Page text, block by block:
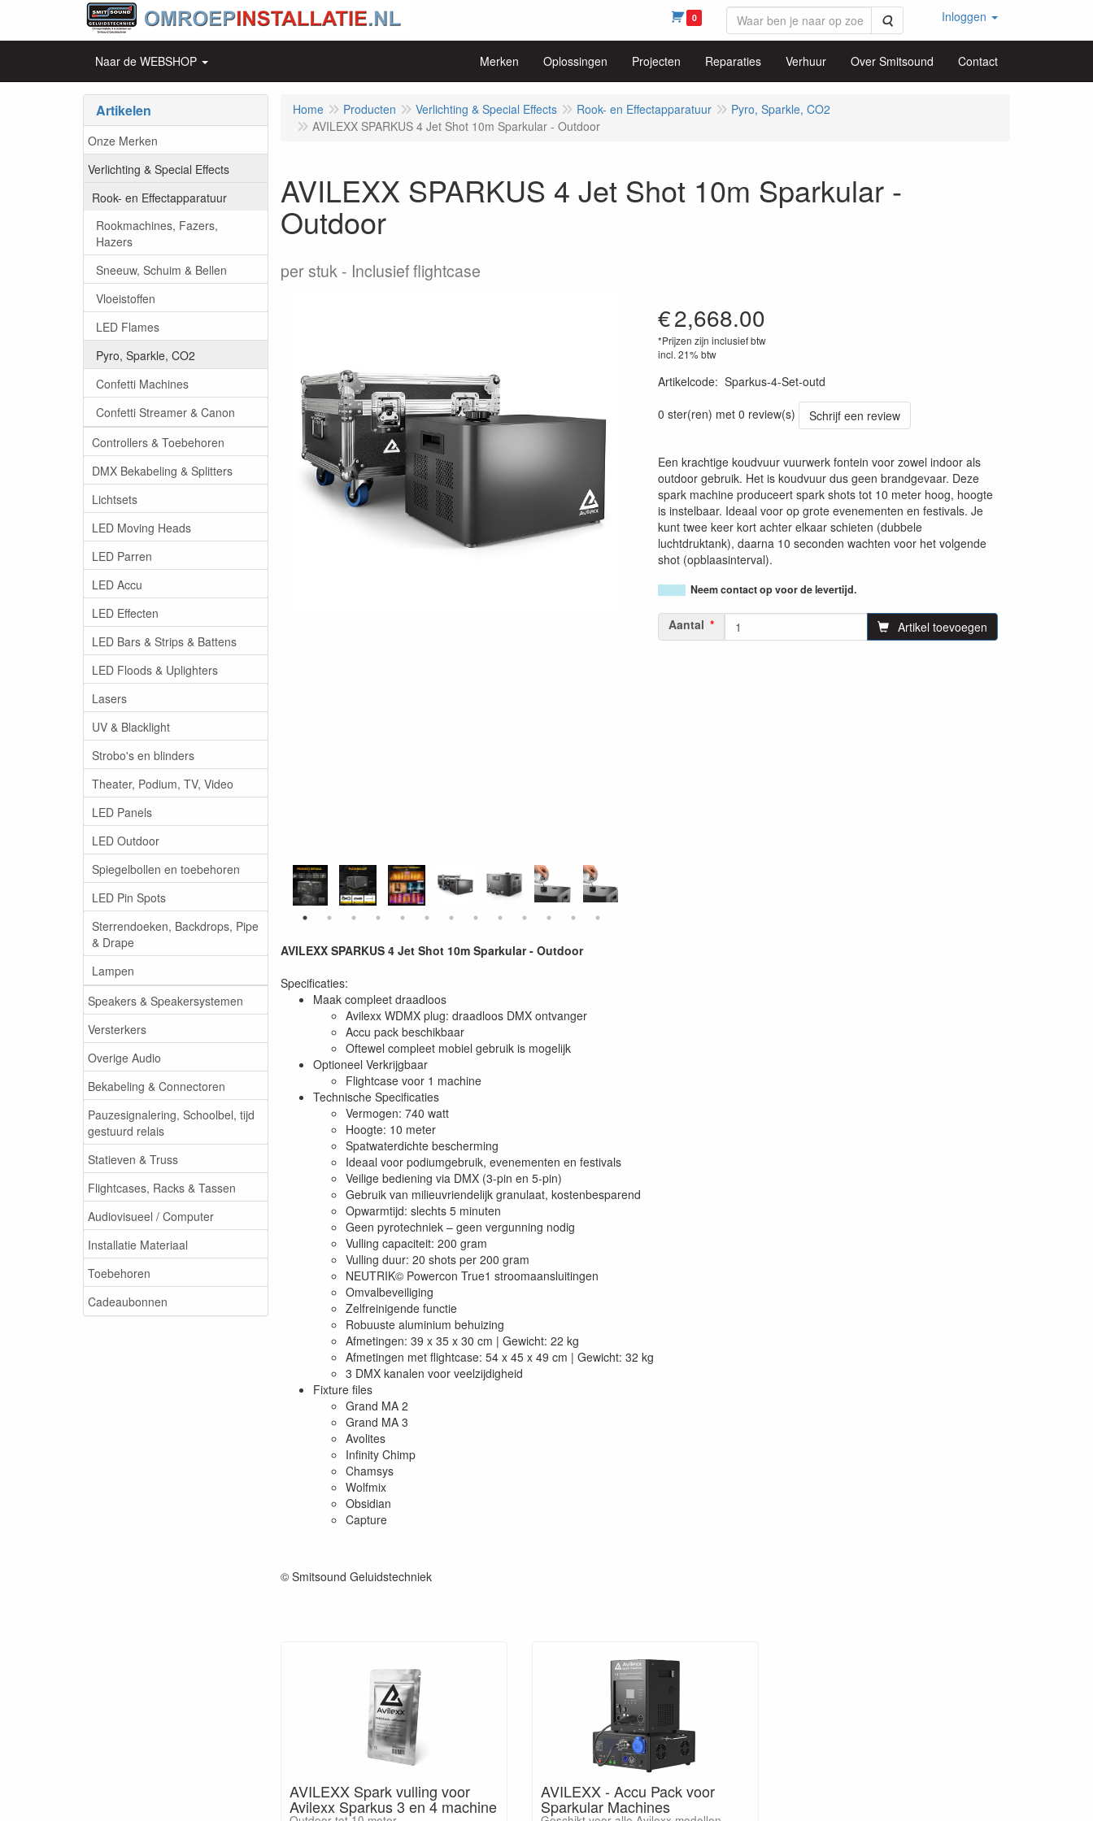
0 Zoeken Inloggen
Naar de WEBSHOP Merken Oplossingen Projecten Reparaties Verhuur Over Smitsound Contact
Artikelen
Onze Merken
Verlichting & Special Effects
Rook- en Effectapparatuur
Rookmachines, Fazers,
Hazers
Sneeuw, Schuim & Bellen
Vloeistoffen
LED Flames
Pyro, Sparkle, CO2
Confetti Machines
Confetti Streamer & Canon
Controllers & Toebehoren
DMX Bekabeling & Splitters
Lichtsets
LED Moving Heads
LED Parren
LED Accu
LED Effecten
LED Bars & Strips & Battens
LED Floods & Uplighters
Lasers
UV & Blacklight
Strobo's en blinders
Theater, Podium, TV, Video
LED Panels
LED Outdoor
Spiegelbollen en toebehoren
LED Pin Spots
Sterrendoeken, Backdrops, Pipe
& Drape
Lampen
Speakers & Speakersystemen
Versterkers
Overige Audio
Bekabeling & Connectoren
Pauzesignalering, Schoolbel, tijd
gestuurd relais
Statieven & Truss
Flightcases, Racks & Tassen
Audiovisueel / Computer
Installatie Materiaal
Toebehoren
Cadeaubonnen
Home Producten Verlichting & Special Effects Rook- en Effectapparatuur
Pyro, Sparkle, CO2
AVILEXX SPARKUS 4 Jet Shot 10m Sparkular - Outdoor
AVILEXX SPARKUS 4 Jet Shot 10m Sparkular -
Outdoor
per stuk Inclusief flightcase
€2,668.00
*Prijzen zijn inclusief btw
incl. 21% btw
Artikelcode: Sparkus-4-Set-outd
0 ster(ren) met 0 review(s)
Schrijf een review
Een krachtige koudvuur vuurwerk fontein voor zowel indoor als
outdoor gebruik. Het is koudvuur dus geen brandgevaar. Deze
spark machine produceert spark shots tot 10 meter hoog, hoogte
is instelbaar. Ideaal voor op grote evenementen en festivals. Je
kunt twee keer kort achter elkaar schieten (dubbele
luchtdruktank), daarna 10 seconden wachten voor het volgende
shot (opblaasinterval).
Neem contact op voor de levertijd.
Aantal Artikel toevoegen
AVILEXX SPARKUS 4 Jet Shot 10m Sparkular - Outdoor
Specificaties:
Maak compleet draadloos
Avilexx WDMX plug: draadloos DMX ontvanger
Accu pack beschikbaar
Oftewel compleet mobiel gebruik is mogelijk
Optioneel Verkrijgbaar
Flightcase voor 1 machine
Technische Specificaties
Vermogen: 740 watt
Hoogte: 10 meter
Spatwaterdichte bescherming
Ideaal voor podiumgebruik, evenementen en festivals
Veilige bediening via DMX (3-pin en 5-pin)
Gebruik van milieuvriendelijk granulaat, kostenbesparend
Opwarmtijd: slechts 5 minuten
Geen pyrotechniek – geen vergunning nodig
Vulling capaciteit: 200 gram
Vulling duur: 20 shots per 200 gram
NEUTRIK© Powercon True1 stroomaansluitingen
Omvalbeveiliging
Zelfreinigende functie
Robuuste aluminium behuizing
Afmetingen: 39 x 35 x 30 cm | Gewicht: 22 kg
Afmetingen met flightcase: 54 x 45 x 49 cm | Gewicht: 32 kg
3 DMX kanalen voor veelzijdigheid
Fixture files
Grand MA 2
Grand MA 3
Avolites
Infinity Chimp
Chamsys
Wolfmix
Obsidian
Capture
© Smitsound Geluidstechniek
AVILEXX Spark vulling voor
Avilexx Sparkus 3 en 4 machine
AVILEXX - Accu Pack voor
Sparkular Machines